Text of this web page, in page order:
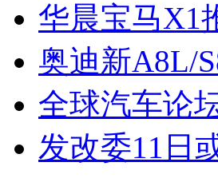
华晨宝马X1
奥迪新A8L/
全球汽车论
发改委11日